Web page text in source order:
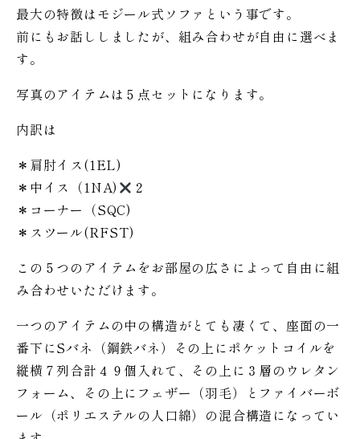
最大の特徴はモジール式ソファという事です。
前にもお話ししましたが、組み合わせが自由に選べま
す。
写真のアイテムは５点セットになります。
内訳は
＊肩肘イス(1EL)
＊中イス（1NA)
２
＊コーナー（SQC)
＊スツール(RFST)
この５つのアイテムをお部屋の広さによって自由に組
み合わせいただけます。
一つのアイテムの中の構造がとても凄くて、座面の一
番下にSバネ（鋼鉄バネ）その上にポケットコイルを
縦横７列合計４９個入れて、その上に３層のウレタン
フォーム、その上にフェザー（羽毛）とファイバーボ
ール（ポリエステルの人口綿）の混合構造になってい